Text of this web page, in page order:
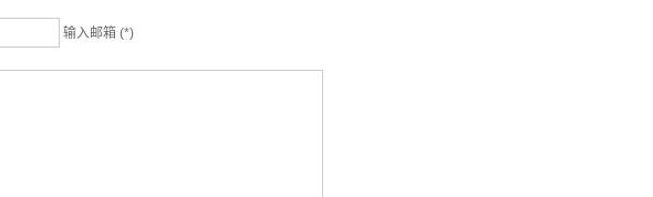
输入邮箱 (*)